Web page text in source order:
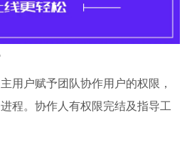
用户赋予团队协作用户的权限，
程。协作人有权限完结及指导工